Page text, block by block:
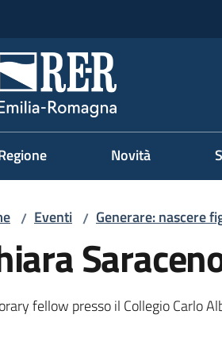
Emilia-
Novità
/ Eventi / Generare: nascere
fellow presso il Collegio Carlo